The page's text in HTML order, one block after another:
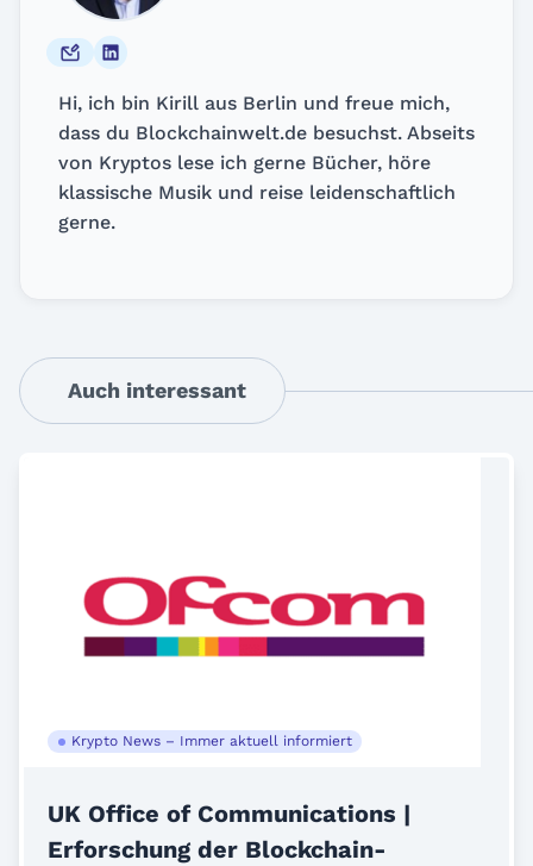
Hi, ich bin Kirill aus Berlin und freue mich,
dass du Blockchainwelt.de besuchst. Abseits
von Kryptos lese ich gerne Bücher, höre
klassische Musik und reise leidenschaftlich
gerne.
Auch interessant
Krypto News – Immer aktuell informiert
UK Office of Communications |
Erforschung der Blockchain-